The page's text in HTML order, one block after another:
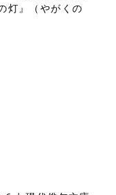
灯』（やがくの